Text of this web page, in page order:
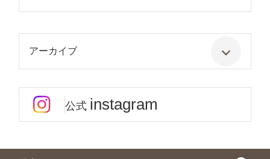
アーカイブ
公式 instagram